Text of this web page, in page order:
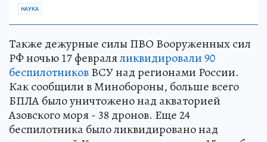
НАУКА
Также дежурные силы ПВО Вооруженных сил
РФ ночью 17 февраляликвидировали 90
беспилотниковВСУ над регионами России.
Как сообщили в Минобороны, больше всего
БПЛА было уничтожено над акваторией
Азовского моря - 38 дронов. Еще 24
беспилотника было ликвидировано над